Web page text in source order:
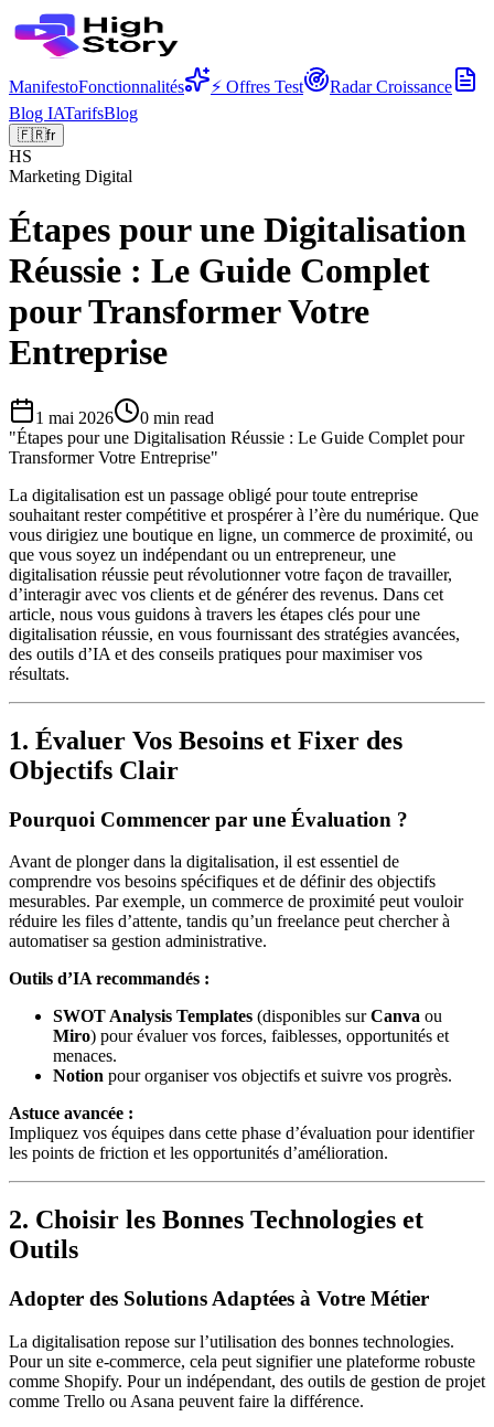
ManifestoFonctionnalités ⚡ Offres Test
Radar Croissance
Blog IATarifsBlog
🇫🇷fr
HS
Marketing Digital
Étapes pour une Digitalisation
Réussie : Le Guide Complet
pour Transformer Votre
Entreprise
1 mai 2026 0 min read
"Étapes pour une Digitalisation Réussie : Le Guide Complet pour
Transformer Votre Entreprise"
La digitalisation est un passage obligé pour toute entreprise
souhaitant rester compétitive et prospérer à l’ère du numérique. Que
vous dirigiez une boutique en ligne, un commerce de proximité, ou
que vous soyez un indépendant ou un entrepreneur, une
digitalisation réussie peut révolutionner votre façon de travailler,
d’interagir avec vos clients et de générer des revenus. Dans cet
article, nous vous guidons à travers les étapes clés pour une
digitalisation réussie, en vous fournissant des stratégies avancées,
des outils d’IA et des conseils pratiques pour maximiser vos
résultats.
1. Évaluer Vos Besoins et Fixer des
Objectifs Clair
Pourquoi Commencer par une Évaluation ?
Avant de plonger dans la digitalisation, il est essentiel de
comprendre vos besoins spécifiques et de définir des objectifs
mesurables. Par exemple, un commerce de proximité peut vouloir
réduire les files d’attente, tandis qu’un freelance peut chercher à
automatiser sa gestion administrative.
Outils d’IA recommandés :
SWOT Analysis Templates (disponibles surCanva ou
Miro) pour évaluer vos forces, faiblesses, opportunités et
menaces.
Notion pour organiser vos objectifs et suivre vos progrès.
Astuce avancée :
Impliquez vos équipes dans cette phase d’évaluation pour identifier
les points de friction et les opportunités d’amélioration.
2. Choisir les Bonnes Technologies et
Outils
Adopter des Solutions Adaptées à Votre Métier
La digitalisation repose sur l’utilisation des bonnes technologies.
Pour un site e-commerce, cela peut signifier une plateforme robuste
comme Shopify. Pour un indépendant, des outils de gestion de projet
comme Trello ou Asana peuvent faire la différence.